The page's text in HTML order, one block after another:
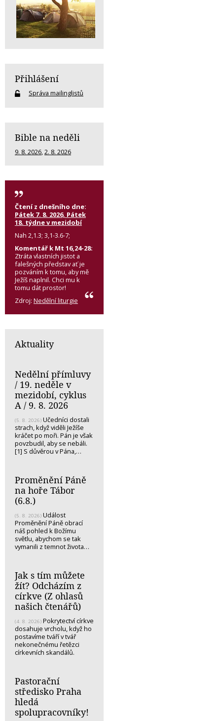
Přihlášení
Správa mailinglistů
Bible na neděli
9. 8. 2026,2. 8. 2026
Čtení z dnešního dne:
Pátek 7. 8. 2026, Pátek
18. týdne v mezidobí
Nah 2,1.3; 3,1-3.6-7;
Komentář k Mt 16,24-28:
Ztráta vlastních jistot a
falešných představ ať je
pozváním k tomu, aby mě
Ježíš naplnil. Chci mu k
tomu dát prostor!
Zdroj: Nedělní liturgie
Aktuality
Nedělní přímluvy
/ 19. neděle v
mezidobí, cyklus
A / 9. 8. 2026
(5. 8. 2026) Učedníci dostali
strach, když viděli Ježíše
kráčet po moři. Pán je však
povzbudil, aby se nebáli.
[1] S důvěrou v Pána,…
Proměnění Páně
na hoře Tábor
(6.8.)
(5. 8. 2026) Událost
Proměnění Páně obrací
náš pohled k Božímu
světlu, abychom se tak
vymanili z temnot života…
Jak s tím můžete
žít? Odcházím z
církve (Z ohlasů
našich čtenářů)
(4. 8. 2026) Pokrytectví církve
dosahuje vrcholu, když ho
postavíme tváří v tvář
nekonečnému řetězci
církevních skandálů.
Pastorační
středisko Praha
hledá
spolupracovníky!